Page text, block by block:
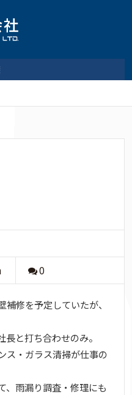
0
修を予定していたが、
と打ち合わせのみ。
ス・ガラス清掃が仕事の
、雨漏り調査・修理にも